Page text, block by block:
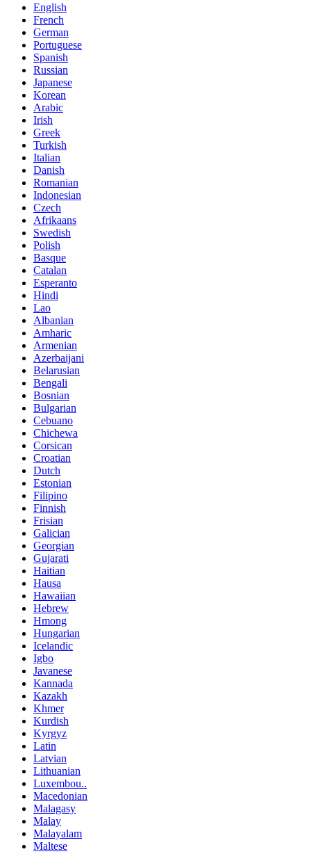
English
French
German
Portuguese
Spanish
Russian
Japanese
Korean
Arabic
Irish
Greek
Turkish
Italian
Danish
Romanian
Indonesian
Czech
Afrikaans
Swedish
Polish
Basque
Catalan
Esperanto
Hindi
Lao
Albanian
Amharic
Armenian
Azerbaijani
Belarusian
Bengali
Bosnian
Bulgarian
Cebuano
Chichewa
Corsican
Croatian
Dutch
Estonian
Filipino
Finnish
Frisian
Galician
Georgian
Gujarati
Haitian
Hausa
Hawaiian
Hebrew
Hmong
Hungarian
Icelandic
Igbo
Javanese
Kannada
Kazakh
Khmer
Kurdish
Kyrgyz
Latin
Latvian
Lithuanian
Luxembou..
Macedonian
Malagasy
Malay
Malayalam
Maltese